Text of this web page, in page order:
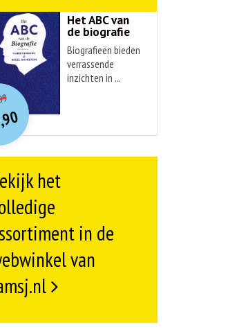
Het ABC van
de biografie
Biografieën bieden
verrassende
inzichten in ...
O
orspr
onkelijke
prijs
was:
€ 30,99.
Huidige
prijs
is:
€ 9,90.
het
in de
van